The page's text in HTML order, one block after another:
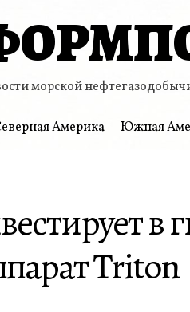
морской
Америка Южная
Triton